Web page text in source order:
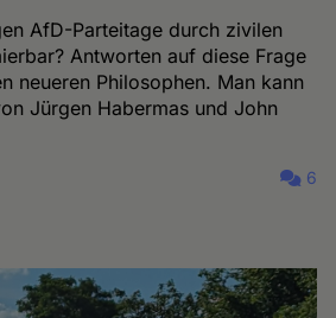
AfD-Parteitage durch zivilen
Antworten auf diese Frage
neueren Philosophen. Man kann
Jürgen Habermas und John
6